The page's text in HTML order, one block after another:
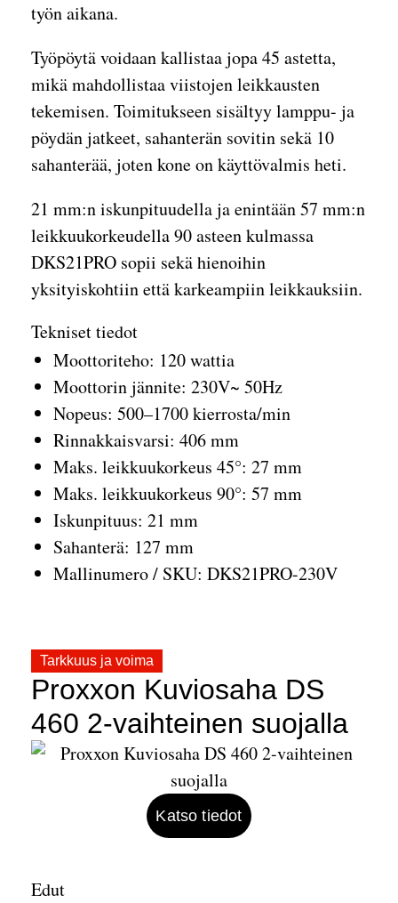
työn aikana.
Työpöytä voidaan kallistaa jopa 45 astetta,
mikä mahdollistaa viistojen leikkausten
tekemisen. Toimitukseen sisältyy lamppu- ja
pöydän jatkeet, sahanterän sovitin sekä 10
sahanterää, joten kone on käyttövalmis heti.
21 mm:n iskunpituudella ja enintään 57 mm:n
leikkuukorkeudella 90 asteen kulmassa
DKS21PRO sopii sekä hienoihin
yksityiskohtiin että karkeampiin leikkauksiin.
Tekniset tiedot
Moottoriteho: 120 wattia
Moottorin jännite: 230V~ 50Hz
Nopeus: 500–1700 kierrosta/min
Rinnakkaisvarsi: 406 mm
Maks. leikkuukorkeus 45°: 27 mm
Maks. leikkuukorkeus 90°: 57 mm
Iskunpituus: 21 mm
Sahanterä: 127 mm
Mallinumero / SKU: DKS21PRO-230V
Tarkkuus ja voima
Proxxon Kuviosaha DS
460 2-vaihteinen suojalla
Edut
Katso tiedot